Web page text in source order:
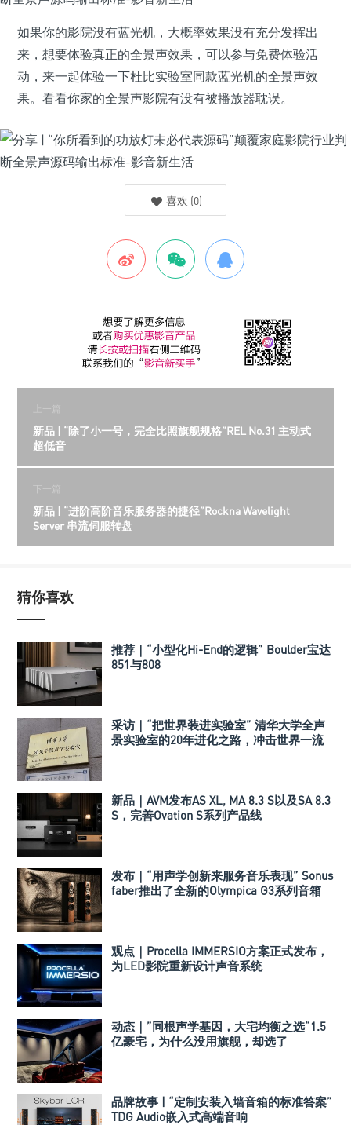
如果你的影院没有蓝光机，大概率效果没有充分发挥出
来，想要体验真正的全景声效果，可以参与免费体验活
动，来一起体验一下杜比实验室同款蓝光机的全景声效
果。看看你家的全景声影院有没有被播放器耽误。
喜欢 (0)
上一篇
新品 | “除了小一号，完全比照旗舰规格”REL No.31 主动式
超低音
下一篇
新品 | “进阶高阶音乐服务器的捷径”Rockna Wavelight
Server 串流伺服转盘
猜你喜欢
推荐｜“小型化Hi-End的逻辑” Boulder宝达
851与808
采访｜“把世界装进实验室” 清华大学全声
景实验室的20年进化之路，冲击世界一流
新品｜AVM发布AS XL, MA 8.3 S以及SA 8.3
S，完善Ovation S系列产品线
发布｜“用声学创新来服务音乐表现” Sonus
faber推出了全新的Olympica G3系列音箱
观点｜Procella IMMERSIO方案正式发布，
为LED影院重新设计声音系统
动态｜”同根声学基因，大宅均衡之选“1.5
亿豪宅，为什么没用旗舰，却选了
品牌故事 | “定制安装入墙音箱的标准答案”
TDG Audio嵌入式高端音响